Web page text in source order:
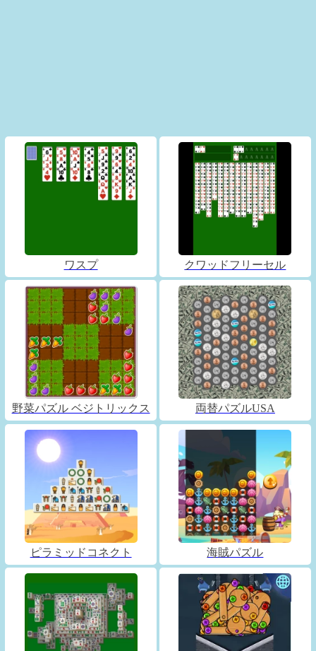
ワスプ クワッドフリーセル
野菜パズル ベジトリックス 両替パズルUSA
ピラミッドコネクト 海賊パズル